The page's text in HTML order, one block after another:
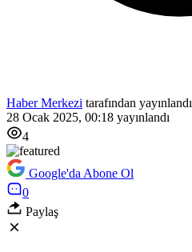
Haber Merkezi tarafından yayınlandı
28 Ocak 2025, 00:18 yayınlandı
4
Google'da Abone Ol
0
Paylaş